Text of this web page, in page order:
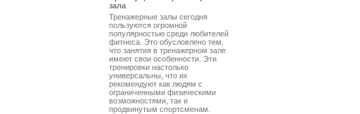
зала
Тренажерные залы сегодня
пользуются огромной
популярностью среди любителей
фитнеса. Это обусловлено тем,
что занятия в тренажерном зале
имеют свои особенности. Эти
тренировки настолько
универсальны, что их
рекомендуют как людям с
ограниченными физическими
возможностями, так и
продвинутым спортсменам.